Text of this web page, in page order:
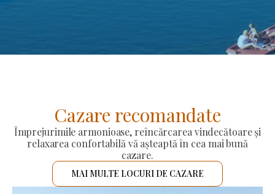
Cazare recomandate
Împrejurimile armonioase, reîncărcarea vindecătoare și
relaxarea confortabilă vă așteaptă în cea mai bună
cazare.
MAI MULTE LOCURI DE CAZARE